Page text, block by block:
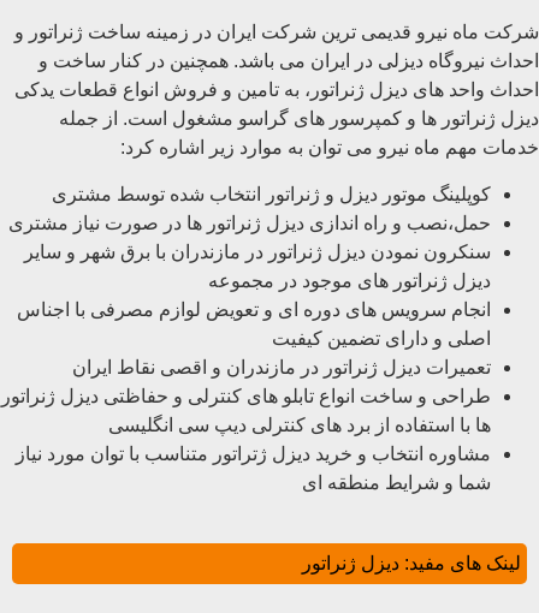
شرکت ماه نیرو قدیمی ترین شرکت ایران در زمینه ساخت ژنراتور و
احداث نیروگاه دیزلی در ایران می باشد. همچنین در کنار ساخت و
احداث واحد های دیزل ژنراتور، به تامین و فروش انواع قطعات یدکی
دیزل ژنراتور ها و کمپرسور های گراسو مشغول است. از جمله
خدمات مهم ماه نیرو می توان به موارد زیر اشاره کرد:
کوپلینگ موتور دیزل و ژنراتور انتخاب شده توسط مشتری
حمل،‌نصب و راه اندازی دیزل ژنراتور ها در صورت نیاز مشتری
سنکرون نمودن دیزل ژنراتور در مازندران با برق شهر و سایر
دیزل ژنراتور های موجود در مجموعه
انجام سرویس های دوره ای و تعویض لوازم مصرفی با اجناس
اصلی و دارای تضمین کیفیت
تعمیرات دیزل ژنراتور در مازندران و اقصی نقاط ایران
طراحی و ساخت انواع تابلو های کنترلی و حفاظتی دیزل ژنراتور
ها با استفاده از برد های کنترلی دیپ سی انگلیسی
مشاوره انتخاب و خرید دیزل ژتراتور متناسب با توان مورد نیاز
شما و شرایط منطقه ای
لینک های مفید: دیزل ژنراتور